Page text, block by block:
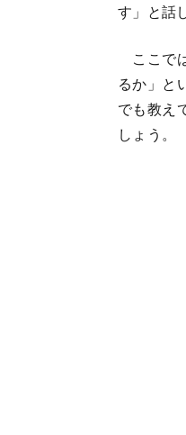
す」と話
ここで
るか」と
でも教え
しょう。